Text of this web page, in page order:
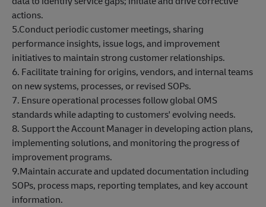
actions.
5.Conduct periodic customer meetings, sharing
performance insights, issue logs, and improvement
initiatives to maintain strong customer relationships.
6. Facilitate training for origins, vendors, and internal teams
on new systems, processes, or revised SOPs.
7. Ensure operational processes follow global OMS
standards while adapting to customers' evolving needs.
8. Support the Account Manager in developing action plans,
implementing solutions, and monitoring the progress of
improvement programs.
9.Maintain accurate and updated documentation including
SOPs, process maps, reporting templates, and key account
information.